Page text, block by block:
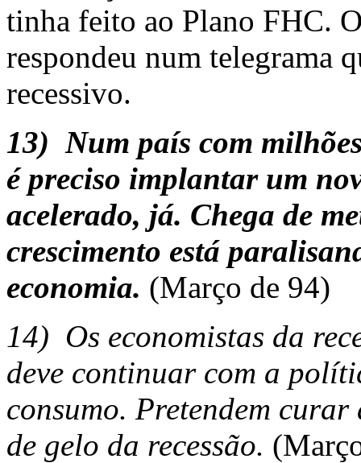
tinha feito ao Plano FHC.
respondeu num telegrama
recessivo.
13) Num país com
é preciso implantar um
acelerado, já. Chega de
crescimento está
economia. (Março de 94)
14) Os economistas da
deve continuar com a
consumo. Pretendem
de gelo da recessão.